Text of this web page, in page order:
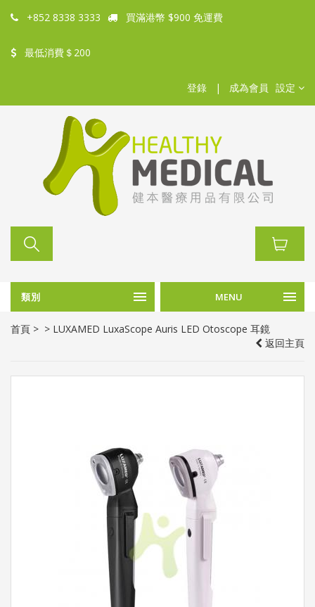
+852 8338 3333 買滿港幣 $900 免運費
最低消費＄200
登錄 | 成為會員 設定
類別 MENU
首頁 > > LUXAMED LuxaScope Auris LED Otoscope 耳鏡
返回主頁